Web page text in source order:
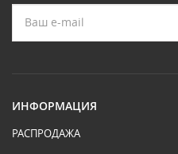
ИНФОРМАЦИЯ
РАСПРОДАЖА